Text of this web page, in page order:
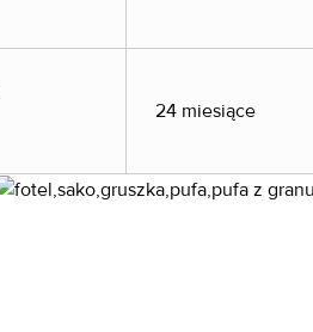
24 miesiące